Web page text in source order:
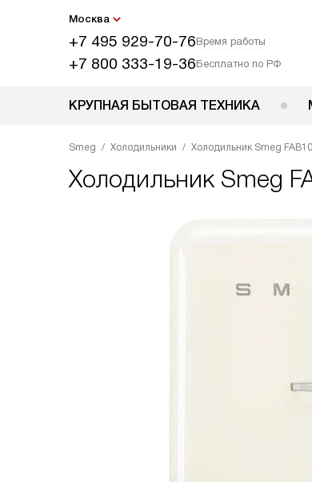
Москва
+7 495 929-70-76Время работы
+7 800 333-19-36Бесплатно по РФ
КРУПНАЯ БЫТОВАЯ ТЕХНИКА
Smeg Холодильники Холодильник Smeg
Холодильник Smeg